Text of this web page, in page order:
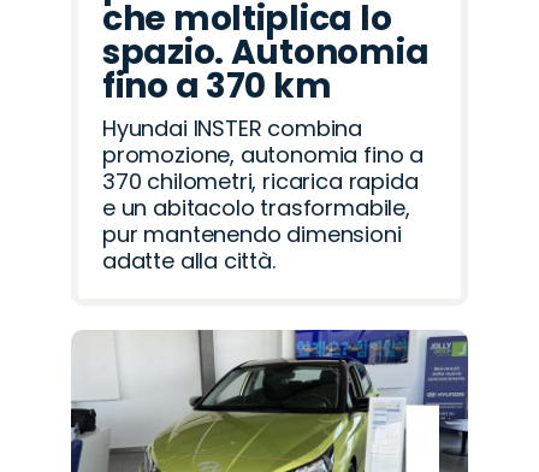
che moltiplica lo
spazio. Autonomia
fino a 370 km
Hyundai INSTER combina
promozione, autonomia fino a
370 chilometri, ricarica rapida
e un abitacolo trasformabile,
pur mantenendo dimensioni
adatte alla città.